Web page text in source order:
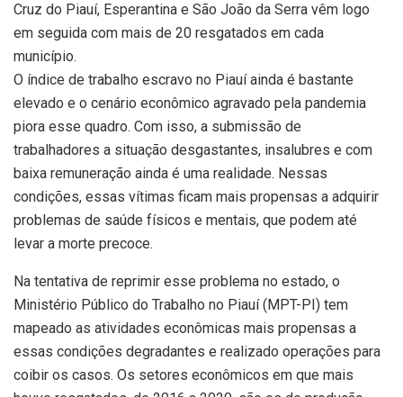
Cruz do Piauí, Esperantina e São João da Serra vêm logo
em seguida com mais de 20 resgatados em cada
município.
O índice de trabalho escravo no Piauí ainda é bastante
elevado e o cenário econômico agravado pela pandemia
piora esse quadro. Com isso, a submissão de
trabalhadores a situação desgastantes, insalubres e com
baixa remuneração ainda é uma realidade. Nessas
condições, essas vítimas ficam mais propensas a adquirir
problemas de saúde físicos e mentais, que podem até
levar a morte precoce.
Na tentativa de reprimir esse problema no estado, o
Ministério Público do Trabalho no Piauí (MPT-PI) tem
mapeado as atividades econômicas mais propensas a
essas condições degradantes e realizado operações para
coibir os casos. Os setores econômicos em que mais